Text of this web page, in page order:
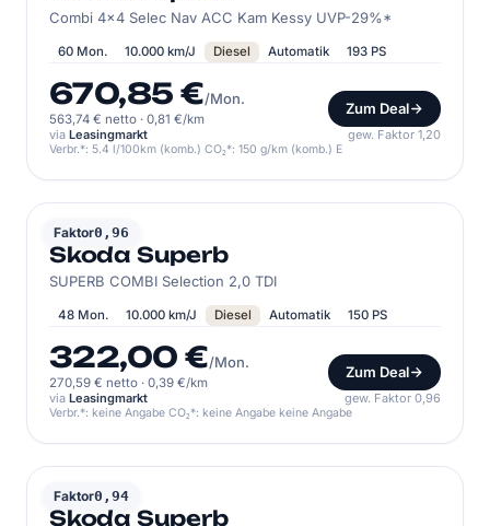
Combi 4x4 Selec Nav ACC Kam Kessy UVP-29%*
60 Mon. 10.000 km/J Diesel Automatik 193 PS
670,85 €/Mon.
563,74 € netto · 0,81 €/km
Zum Deal
via Leasingmarkt gew. Faktor 1,20
Verbr.*: 5.4 l/100km (komb.) CO₂*: 150 g/km (komb.) E
Faktor0,96
SKODA
Skoda Superb
SUPERB COMBI Selection 2,0 TDI
48 Mon. 10.000 km/J Diesel Automatik 150 PS
322,00 €/Mon.
270,59 € netto · 0,39 €/km
Zum Deal
via Leasingmarkt gew. Faktor 0,96
Verbr.*: keine Angabe CO₂*: keine Angabe keine Angabe
Faktor0,94
SKODA
Skoda Superb